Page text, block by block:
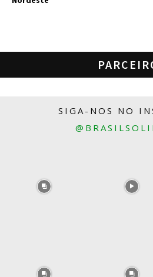
SIGA-NOS NO